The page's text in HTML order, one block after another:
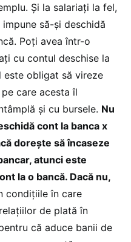
Și la salariați la fel,
să-și deschidă
Poți avea într-o
cu contul deschise la
obligat să vireze
care acesta îl
și cu bursele. Nu
cont la banca x
dorește să încaseze
atunci este
la o bancă. Dacă nu,
condițiile în care
de plată în
că aduce banii de